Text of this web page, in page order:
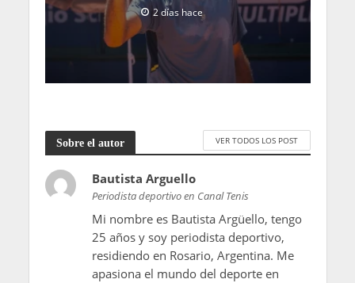
2 días hace
Sobre el autor VER TODOS LOS POST
Bautista Arguello
Periodista deportivo en Canal Tenis
Mi nombre es Bautista Argüello, tengo
25 años y soy periodista deportivo,
residiendo en Rosario, Argentina. Me
apasiona el mundo del deporte en